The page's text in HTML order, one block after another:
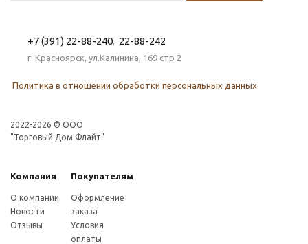
+7 (391) 22-88-240, 22-88-242
г. Красноярск, ул.Калинина, 169 стр 2
Политика в отношении обработки персональных данных
2022-2026 © OOO
"Торговый Дом Флайт"
Компания Покупателям
О компании
Новости
Отзывы
Оформление
заказа
Условия
оплаты